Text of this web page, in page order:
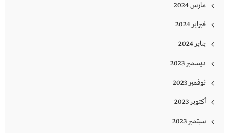
مارس 2024
فبراير 2024
يناير 2024
ديسمبر 2023
نوفمبر 2023
أكتوبر 2023
سبتمبر 2023